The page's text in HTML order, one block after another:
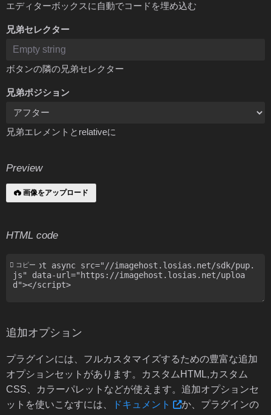
エディターボックスに自動でコードを埋め込む
兄弟セレクター
ボタンの隣の兄弟セレクター
兄弟ポジション
兄弟エレメントとrelativeに
Preview
画像をアップロード
HTML code
コピー
追加オプション
プラグインには、フルカスタマイズするための豊富な追加
オプションセットがあります。カスタムHTML,カスタム
CSS、カラーパレットなどが使えます。追加オプションセ
ットを使いこなすには、
ドキュメント
か、プラグインの